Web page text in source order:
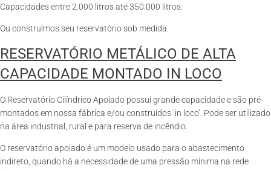
Capacidades entre 2.000 litros até 350.000 litros.
Ou construímos seu reservatório sob medida.
RESERVATÓRIO METÁLICO DE ALTA
CAPACIDADE MONTADO IN LOCO
O Reservatório Cilíndrico Apoiado possui grande capacidade e são pré-
montados em nossa fábrica e/ou construídos ‘in loco’. Pode ser utilizado
na área industrial, rural e para reserva de incêndio.
O reservatório apoiado é um modelo usado para o abastecimento
indireto, quando há a necessidade de uma pressão mínima na rede